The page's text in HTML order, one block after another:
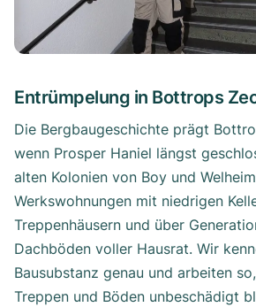
Entrümpelung in Bottrops
Die Bergbaugeschichte prägt
wenn Prosper Haniel längst
alten Kolonien von Boy und
Werkswohnungen mit niedrigen
Treppenhäusern und über
Dachböden voller Hausrat. Wir
Bausubstanz genau und arbeiten
Treppen und Böden unbeschädigt